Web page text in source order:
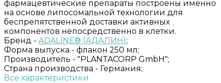
фармацевтические препараты построены именно
на основе липосомальной технологии для
беспрепятственной доставки активных
компонентов непосредственно в клетки.
Бренд - ADALINE® (АДАЛИН);
Форма выпуска - флакон 250 мл;
Производитель - "PLANTACORP GmbH";
Страна производства - Германия;
Все характеристики